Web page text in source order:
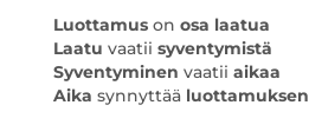
Luottamuson osa laatua
Laatu vaatii syventymistä
Syventyminen vaatii aikaa
Aika synnyttää luottamuksen